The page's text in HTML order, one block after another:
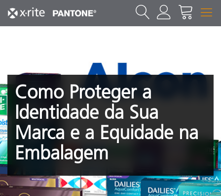
Como Proteger a
Identidade da Sua
Marca e a Equidade na
Embalagem